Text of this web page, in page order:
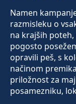
Namen
razmisleku o
na krajših
pogosto
opravili peš, s
načinom
priložnost za
posamezniku,